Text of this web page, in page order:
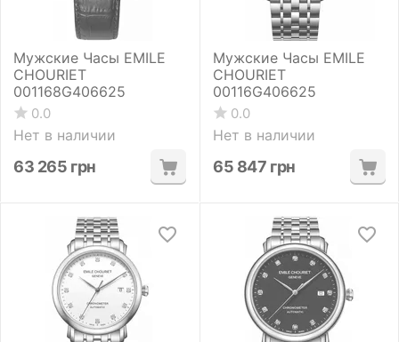
Мужские Часы EMILE
CHOURIET
001168G406625
0.0
Нет в наличии
63 265 грн
Мужские Часы EMILE
CHOURIET
00116G406625
0.0
Нет в наличии
65 847 грн